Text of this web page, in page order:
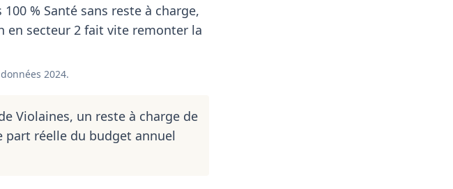
% Santé sans reste à charge,
en secteur 2 fait vite remonter la
2024.
Violaines, un reste à charge de
part réelle du budget annuel